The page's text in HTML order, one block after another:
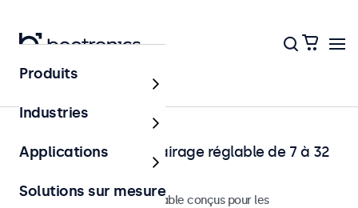
Accueil
Moniteurs à rétroéclairage réglable de 7 à 32
Moniteurs à luminosité réglable conçus pour les
Produits
Industries
Applications
Solutions sur mesure